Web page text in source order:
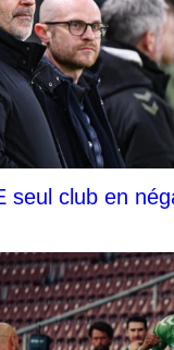
seul club en